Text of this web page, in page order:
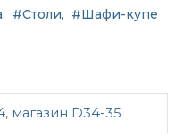
Столи Шафи-купе
магазин D34-35